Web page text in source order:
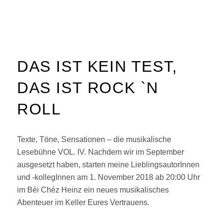
DAS IST KEIN TEST,
DAS IST ROCK `N
ROLL
Texte, Töne, Sensationen – die musikalische
Lesebühne VOL. IV. Nachdem wir im September
ausgesetzt haben, starten meine LieblingsautorInnen
und -kollegInnen am 1. November 2018 ab 20:00 Uhr
im Béi Chéz Heinz ein neues musikalisches
Abenteuer im Keller Eures Vertrauens.